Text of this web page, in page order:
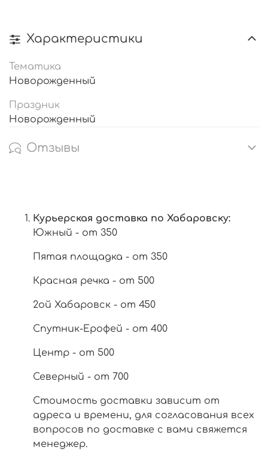
Характеристики
Тематика
Новорожденный
Праздник
Новорожденный
Отзывы
Курьерская доставка по Хабаровску:
Южный - от 350
Пятая площадка - от 350
Красная речка - от 500
2ой Хабаровск - от 450
Спутник-Ерофей - от 400
Центр - от 500
Северный - от 700
Стоимость доставки зависит от
адреса и времени, для согласования всех
вопросов по доставке с вами свяжется
менеджер.